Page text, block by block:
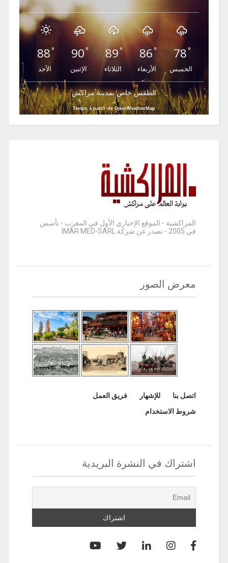
88°
الأحد
90°
الإثنين
89°
الثلاثاء
86°
الأربعاء
78°
الخميس
الطقس خاص بمدينة مراكش
Temps à partir de OpenWeatherMap
المراكشية - الموقع الإخباري الأول في المغرب - تأسس
في 2005 - تصدر عن شركة IMAR MED-SARL
معرض الصور
اتصل بنا للإشهار
فريق العمل
شروط الاستخدام
اشتراك في النشرة البريدية